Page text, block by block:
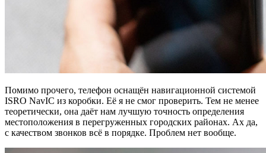
Помимо прочего, телефон оснащён навигационной системой
ISRO NavIC из коробки. Её я не смог проверить. Тем не менее
теоретически, она даёт нам лучшую точность определения
местоположения в перегруженных городских районах. Ах да,
с качеством звонков всё в порядке. Проблем нет вообще.